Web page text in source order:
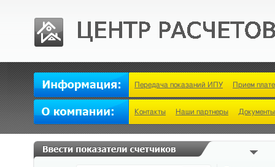
Контакты Наши партнеры Документы
Передача показаний ИПУ Прием